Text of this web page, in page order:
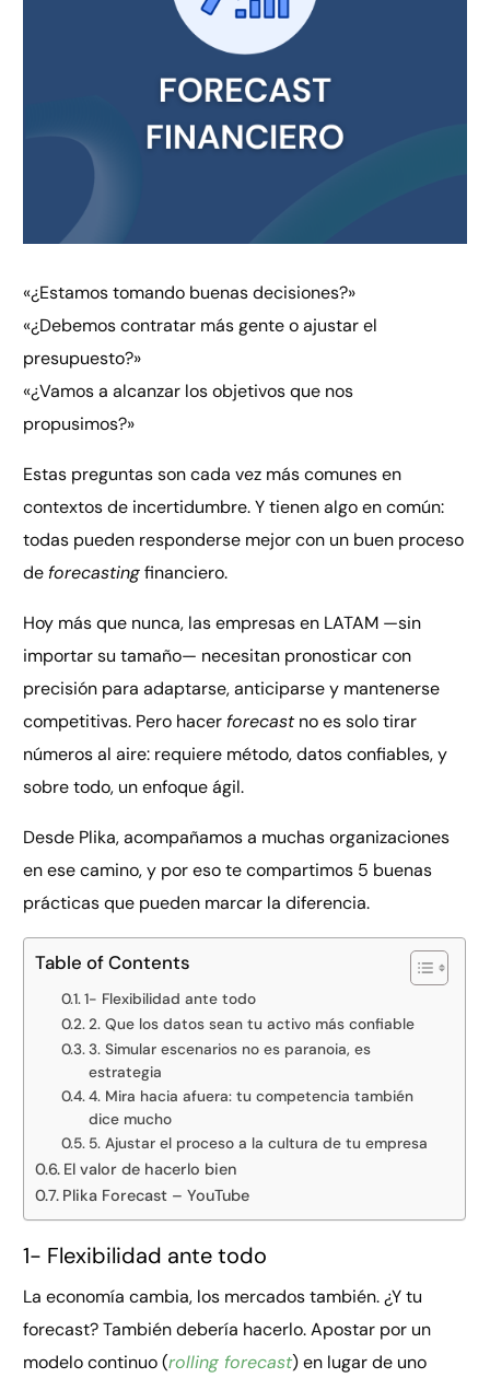
«¿Estamos tomando buenas decisiones?»
«¿Debemos contratar más gente o ajustar el
presupuesto?»
«¿Vamos a alcanzar los objetivos que nos
propusimos?»
Estas preguntas son cada vez más comunes en
contextos de incertidumbre. Y tienen algo en común:
todas pueden responderse mejor con un buen proceso
de forecastingfinanciero.
Hoy más que nunca, las empresas en LATAM —sin
importar su tamaño— necesitan pronosticar con
precisión para adaptarse, anticiparse y mantenerse
competitivas. Pero hacer forecastno es solo tirar
números al aire: requiere método, datos confiables, y
sobre todo, un enfoque ágil.
Desde Plika, acompañamos a muchas organizaciones
en ese camino, y por eso te compartimos 5 buenas
prácticas que pueden marcar la diferencia.
Table of Contents
1- Flexibilidad ante todo
2. Que los datos sean tu activo más confiable
3. Simular escenarios no es paranoia, es
estrategia
4. Mira hacia afuera: tu competencia también
dice mucho
5. Ajustar el proceso a la cultura de tu empresa
El valor de hacerlo bien
Plika Forecast – YouTube
1- Flexibilidad ante todo
La economía cambia, los mercados también. ¿Y tu
forecast? También debería hacerlo. Apostar por un
modelo continuo (rolling forecast) en lugar de uno